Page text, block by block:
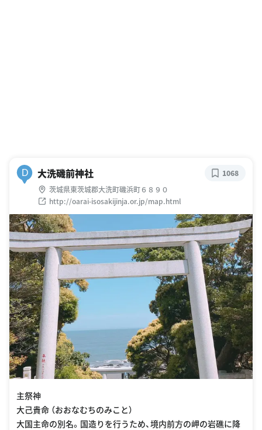
D 大洗磯前神社
茨城県東茨城郡大洗町磯浜町６８９０
http://oarai-isosakijinja.or.jp/map.html
1068
主祭神
大己貴命 （おおなむちのみこと）
大国主命の別名。国造りを行うため、境内前方の岬の岩礁に降